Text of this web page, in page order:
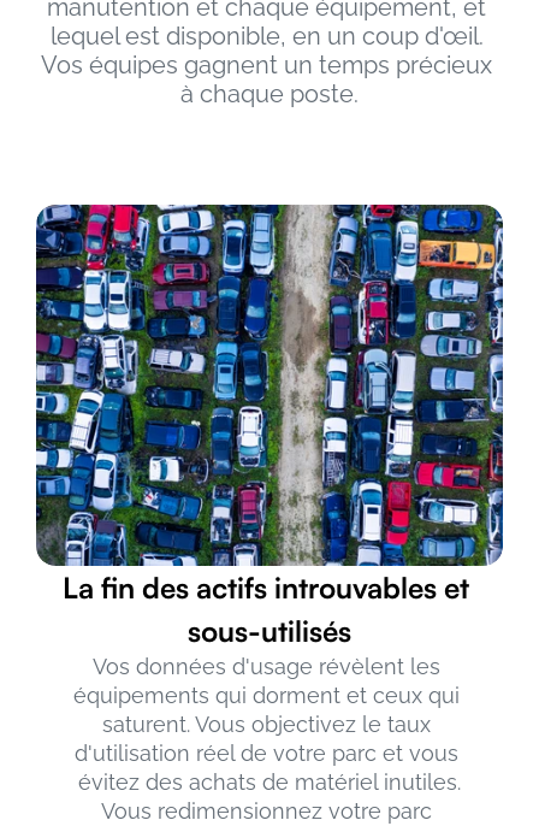
manutention et chaque équipement, et
lequel est disponible, en un coup d'œil.
Vos équipes gagnent un temps précieux
à chaque poste.
La fin des actifs introuvables et
sous-utilisés
Vos données d'usage révèlent les
équipements qui dorment et ceux qui
saturent. Vous objectivez le taux
d'utilisation réel de votre parc et vous
évitez des achats de matériel inutiles.
Vous redimensionnez votre parc